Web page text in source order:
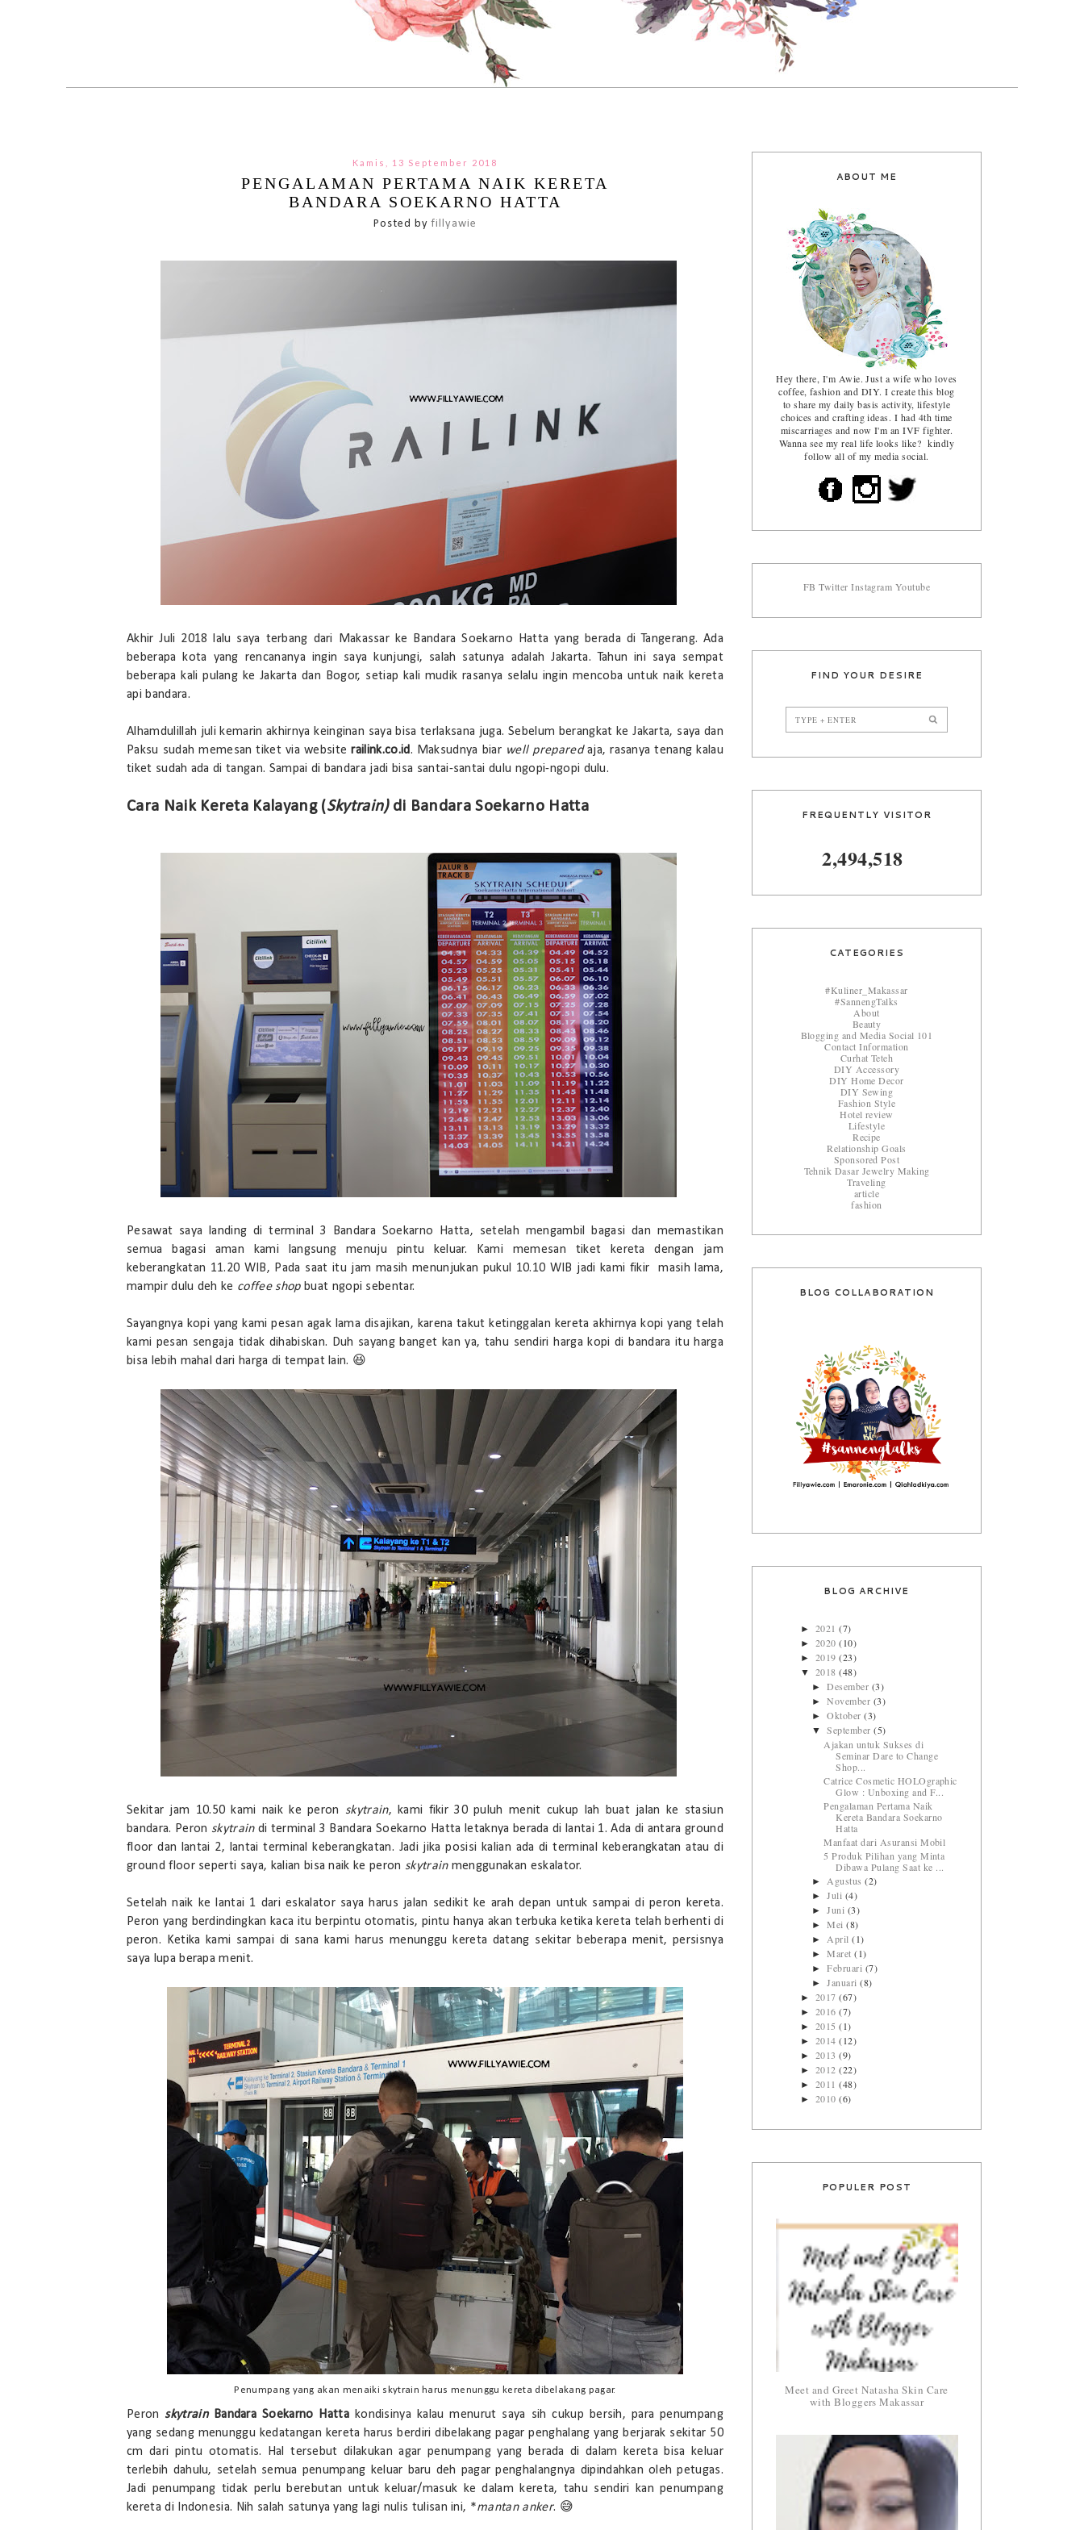
Kamis, 13 September 2018
PENGALAMAN PERTAMA NAIK KERETA
BANDARA SOEKARNO HATTA
Posted byfillyawie
Akhir Juli 2018 lalu saya terbang dari Makassar ke Bandara Soekarno Hatta yang berada di Tangerang. Ada
beberapa kota yang rencananya ingin saya kunjungi, salah satunya adalah Jakarta. Tahun ini saya sempat
beberapa kali pulang ke Jakarta dan Bogor, setiap kali mudik rasanya selalu ingin mencoba untuk naik kereta
api bandara.
Alhamdulillah juli kemarin akhirnya keinginan saya bisa terlaksana juga. Sebelum berangkat ke Jakarta, saya dan
Paksu sudah memesan tiket via websiterailink.co.id. Maksudnya biar well preparedaja, rasanya tenang kalau
tiket sudah ada di tangan. Sampai di bandara jadi bisa santai-santai dulu ngopi-ngopi dulu.
Cara Naik Kereta Kalayang (Skytrain)di Bandara Soekarno Hatta
Pesawat saya landing di terminal 3 Bandara Soekarno Hatta, setelah mengambil bagasi dan memastikan
semua bagasi aman kami langsung menuju pintu keluar. Kami memesan tiket kereta dengan jam
keberangkatan 11.20 WIB, Pada saat itu jam masih menunjukan pukul 10.10 WIB jadi kami fikir masih lama,
mampir dulu deh ke coffee shopbuat ngopi sebentar.
Sayangnya kopi yang kami pesan agak lama disajikan, karena takut ketinggalan kereta akhirnya kopi yang telah
kami pesan sengaja tidak dihabiskan. Duh sayang banget kan ya, tahu sendiri harga kopi di bandara itu harga
bisa lebih mahal dari harga di tempat lain. 😆
Sekitar jam 10.50 kami naik ke peron skytrain, kami fikir 30 puluh menit cukup lah buat jalan ke stasiun
bandara. Peron skytraindi terminal 3 Bandara Soekarno Hatta letaknya berada di lantai 1. Ada di antara ground
floor dan lantai 2, lantai terminal keberangkatan. Jadi jika posisi kalian ada di terminal keberangkatan atau di
ground floor seperti saya, kalian bisa naik ke peron skytrain menggunakan eskalator.
Setelah naik ke lantai 1 dari eskalator saya harus jalan sedikit ke arah depan untuk sampai di peron kereta.
Peron yang berdindingkan kaca itu berpintu otomatis, pintu hanya akan terbuka ketika kereta telah berhenti di
peron. Ketika kami sampai di sana kami harus menunggu kereta datang sekitar beberapa menit, persisnya
saya lupa berapa menit.
Penumpang yang akan menaiki skytrain harus menunggu kereta dibelakang pagar.
Peron skytrain Bandara Soekarno Hatta kondisinya kalau menurut saya sih cukup bersih, para penumpang
yang sedang menunggu kedatangan kereta harus berdiri dibelakang pagar penghalang yang berjarak sekitar 50
cm dari pintu otomatis. Hal tersebut dilakukan agar penumpang yang berada di dalam kereta bisa keluar
terlebih dahulu, setelah semua penumpang keluar baru deh pagar penghalangnya dipindahkan oleh petugas.
Jadi penumpang tidak perlu berebutan untuk keluar/masuk ke dalam kereta, tahu sendiri kan penumpang
kereta di Indonesia. Nih salah satunya yang lagi nulis tulisan ini, *mantan anker. 😅
ABOUT ME
Hey there, I'm Awie. Just a wife who loves
coffee, fashion and DIY. I create this blog
to share my daily basis activity, lifestyle
choices and crafting ideas. I had 4th time
miscarriages and now I'm an IVF fighter.
Wanna see my real life looks like? kindly
follow all of my media social.
FB Twitter Instagram Youtube
FIND YOUR DESIRE
FREQUENTLY VISITOR
2,494,518
CATEGORIES
#Kuliner_Makassar
#SannengTalks
About
Beauty
Blogging and Media Social 101
Contact Information
Curhat Teteh
DIY Accessory
DIY Home Decor
DIY Sewing
Fashion Style
Hotel review
Lifestyle
Recipe
Relationship Goals
Sponsored Post
Tehnik Dasar Jewelry Making
Traveling
article
fashion
BLOG COLLABORATION
BLOG ARCHIVE
► 2021(7)
► 2020(10)
► 2019(23)
▼ 2018(48)
►Desember (3)
►November (3)
►Oktober(3)
▼September(5)
Ajakan untuk Sukses di
Seminar Dare to Change
Shop...
Catrice Cosmetic HOLOgraphic
Glow : Unboxing and F...
Pengalaman Pertama Naik
Kereta Bandara Soekarno
Hatta
Manfaat dari Asuransi Mobil
5 Produk Pilihan yang Minta
Dibawa Pulang Saat ke ...
►Agustus(2)
►Juli (4)
►Juni (3)
►Mei(8)
►April(1)
►Maret(1)
►Februari (7)
►Januari(8)
► 2017(67)
► 2016(7)
► 2015(1)
► 2014(12)
► 2013(9)
► 2012(22)
► 2011(48)
► 2010(6)
POPULER POST
Meet and Greet Natasha Skin Care
with Bloggers Makassar